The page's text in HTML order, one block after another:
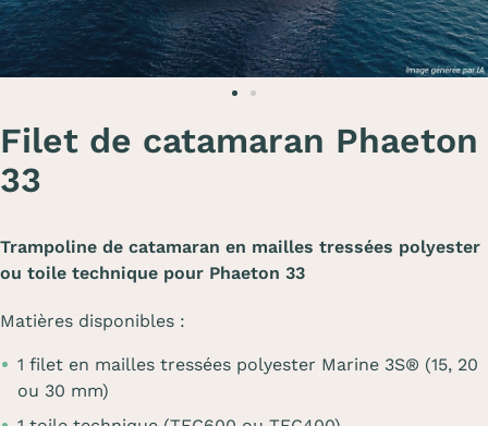
Filet de catamaran Phaeton
33
Trampoline de catamaran en mailles tressées polyester
ou toile technique pour Phaeton 33
Matières disponibles :
1 filet en mailles tressées polyester Marine 3S® (15, 20
ou 30 mm)